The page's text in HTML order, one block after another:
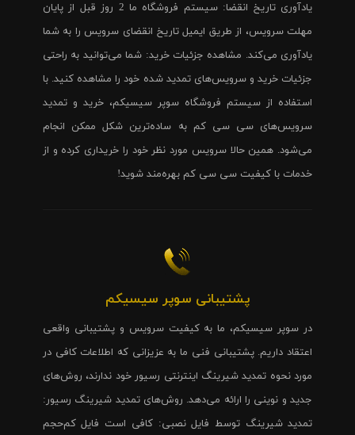
یادآوری تاریخ انقضا: سیستم فروشگاه ما 2 روز قبل از پایان
مهلت سرویس، از طریق ایمیل تاریخ انقضای سرویس را به شما
یادآوری می‌کند. مشاهده جزئیات خرید: شما می‌توانید به راحتی
جزئیات خرید و سرویس‌های تمدید شده خود را مشاهده کنید. با
استفاده از سیستم فروشگاه سوپر سیسیکم، خرید و تمدید
سرویس‌های سی سی کم به ساده‌ترین شکل ممکن انجام
می‌شود. همین حالا سرویس مورد نظر خود را خریداری کرده و از
خدمات با کیفیت سی سی کم بهره‌مند شوید!
پشتیبانی سوپر سیسیکم
در سوپر سیسیکم، ما به کیفیت سرویس و پشتیبانی واقعی
اعتقاد داریم. پشتیبانی فنی ما به عزیزانی که اطلاعات کافی در
مورد نحوه تمدید شیرینگ اینترنتی رسیور خود ندارند، روش‌های
جدید و نوینی را ارائه می‌دهد. روش‌های تمدید شیرینگ رسیور:
تمدید شیرینگ توسط فایل نصبی: کافی است فایل کم‌حجم